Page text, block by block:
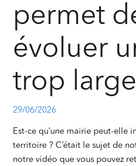
permet
évoluer
trop large
29/06/2026
Est-ce qu’une mairie peut-elle
territoire ? C’était le sujet de
notre vidéo que vous pouvez